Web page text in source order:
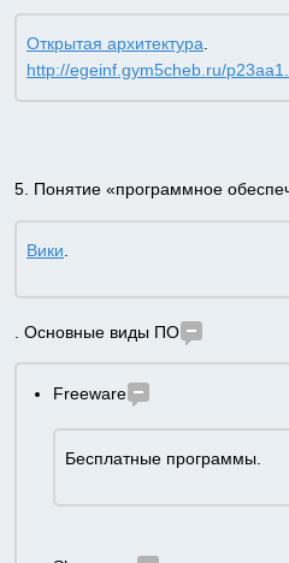
Открытая архитектура.
http://egeinf.gym5cheb.ru/
5. Понятие «программное
Вики
. Основные виды ПО
Freeware
Бесплатные программы.